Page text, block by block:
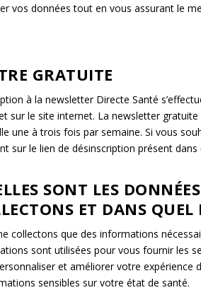
vos données tout en vous assurant le
GRATUITE
à la newsletter Directe Santé
sur le site internet. La newsletter
une à trois fois par semaine. Si vous
sur le lien de désinscription présent dans
SONT LES
ET DANS QUEL
collectons que des informations
sont utilisées pour vous fournir les
et améliorer votre expérience
sensibles sur votre état de santé.